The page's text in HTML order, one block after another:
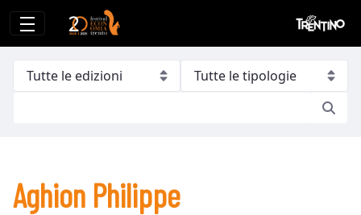
Aghion Philippe
Aghion Philippe